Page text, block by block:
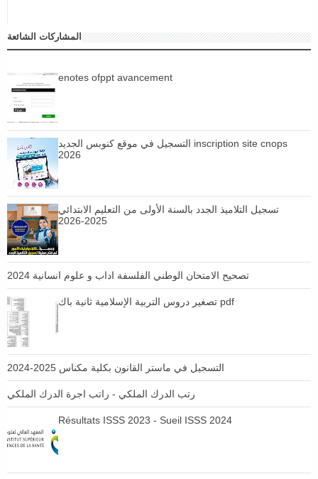
المشاركات الشائعة
enotes ofppt avancement
التسجيل في موقع كنوبس الجديد inscription site cnops
2026
تسجيل التلاميذ الجدد بالسنة الأولى من التعليم الابتدائي
2025-2026
تصحيح الامتحان الوطني الفلسفة اداب و علوم انسانية 2024
تصغير دروس التربية الإسلامية ثانية باك pdf
التسجيل في ماستر القانون بكلية مكناس 2025-2024
رتب الدرك الملكي - راتب اجرة الدرك الملكي
Résultats ISSS 2023 - Sueil ISSS 2024